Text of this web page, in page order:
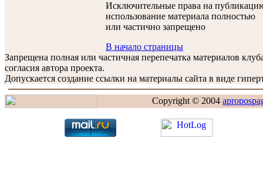
Исключительные права на
использование материала полностью
или частично запрещено
В начало страницы
Запрещена полная или частичная перепечатка материалов
согласия автора проекта.
Допускается создание ссылки на материалы сайта в виде
Copyright © 2004